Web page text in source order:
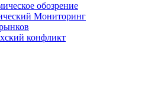
обозрение
Мониторинг
конфликт